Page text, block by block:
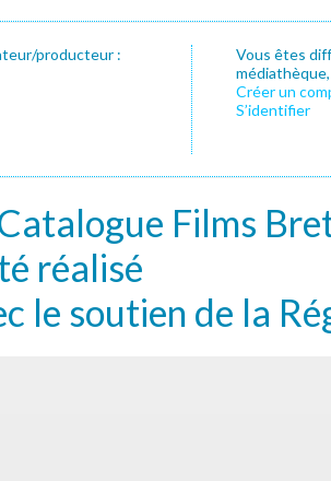
producteur :
Vous êtes
Créer un
S’identifier
Films
réalisé
le soutien de la